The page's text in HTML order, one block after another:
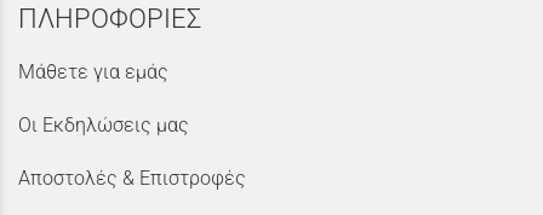
ΠΛΗΡΟΦΟΡΙΕΣ
Μάθετε για εμάς
Οι Εκδηλώσεις μας
Αποστολές & Επιστροφές